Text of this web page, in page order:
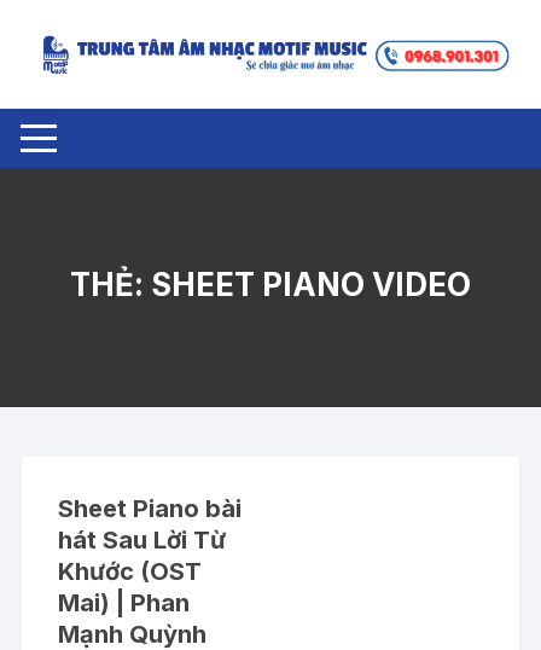
THẺ: SHEET PIANO VIDEO
Sheet Piano bài
hát Sau Lời Từ
Khước (OST
Mai) | Phan
Mạnh Quỳnh